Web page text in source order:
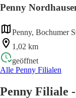
Penny
Penny, Bochumer
1,02 km
geöffnet
Alle Penny Filialen
Penny Filiale